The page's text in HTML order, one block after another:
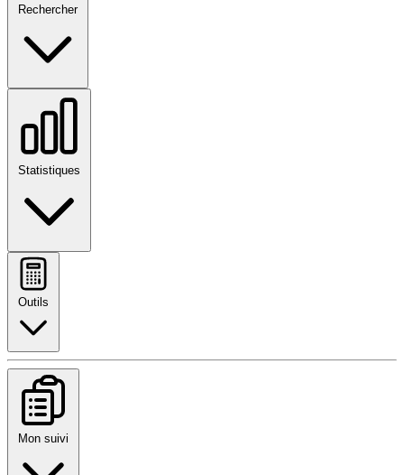
Rechercher
Statistiques
Outils
Mon suivi